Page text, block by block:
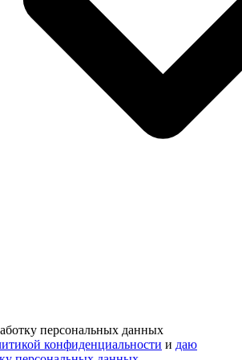
персональных данных
конфиденциальности и даю